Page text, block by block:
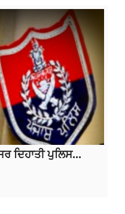
ਦਿਹਾਤੀ ਪੁਲਿਸ...